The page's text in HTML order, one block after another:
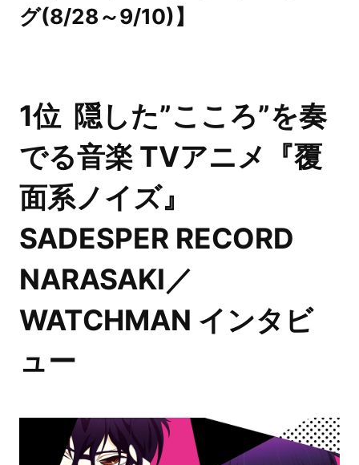
グ(8/28～9/10)】
1位 隠した”こころ”を奏
でる音楽 TVアニメ『覆
面系ノイズ』
SADESPER RECORD
NARASAKI／
WATCHMAN インタビ
ュー